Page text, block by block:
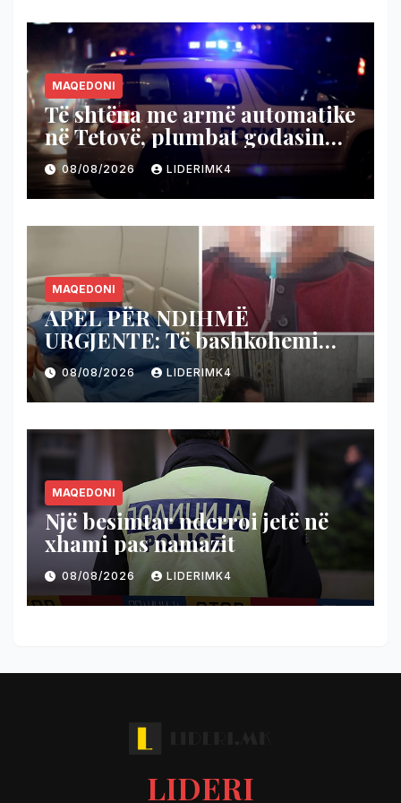
MAQEDONI
Të shtëna me armë automatike
në Tetovë, plumbat godasin
shtëpinë dhe veturën e një 48-
vjeçari
08/08/2026 LIDERIMK4
MAQEDONI
APEL PËR NDIHMË
URGJENTE: Të bashkohemi
për shpëtimin e veteranit
kumanovar të dy luftërave
08/08/2026 LIDERIMK4
MAQEDONI
Një besimtar nderroi jetë në
xhami pas namazit
08/08/2026 LIDERIMK4
LIDERI